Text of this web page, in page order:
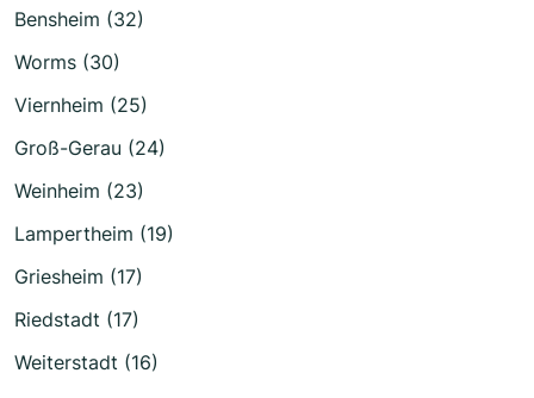
Bensheim (32)
Worms (30)
Viernheim (25)
Groß-Gerau (24)
Weinheim (23)
Lampertheim (19)
Griesheim (17)
Riedstadt (17)
Weiterstadt (16)